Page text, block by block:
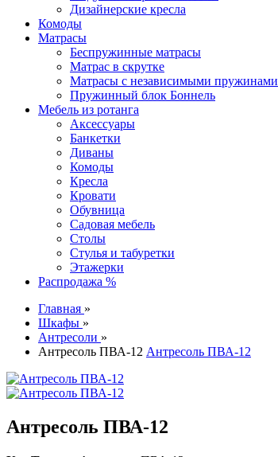
Дизайнерские кресла
Комоды
Матрасы
Беспружинные матрасы
Матрас в скрутке
Матрасы с независимыми пружинами
Пружинный блок Боннель
Мебель из ротанга
Аксессуары
Банкетки
Диваны
Комоды
Кресла
Кровати
Обувница
Садовая мебель
Столы
Стулья и табуретки
Этажерки
Распродажа %
Главная »
Шкафы »
Антресоли »
Антресоль ПВА-12 Антресоль ПВА-12
Антресоль ПВА-12